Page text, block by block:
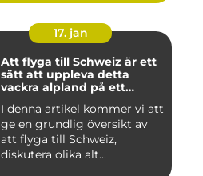
17. jan
Att flyga till Schweiz är ett
sätt att uppleva detta
vackra alpland på ett
I denna artikel kommer vi att
ge en grundlig översikt av
att flyga till Schweiz,
diskutera olika alt...